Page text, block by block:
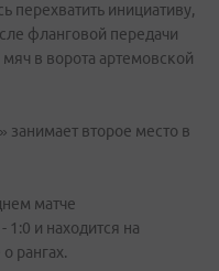
перехватить инициативу,
фланговой передачи
в ворота артемовской
второе место в
матче
1:0 и находится на
рангах.